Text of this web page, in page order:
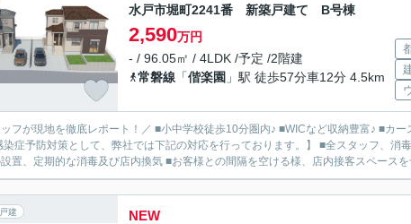
水戸市堀町2241番 新築戸建て B号棟
2,590万円
- / 96.05㎡ / 4LDK /予定 /2階建
常磐線 「偕楽園 」駅 徒歩57分車12分 4.5km
フが現地を徹底レポート！／ ■小中学校徒歩10分圏内♪ ■WICなど収納豊富♪ ■カ
染症予防対策として、弊社では下記の対応を行っております。】 ■全スタッフ、消
置、定期的な消毒及び店内換気 ■お客様との間隔を空ける様、店内接客スペース
建 NEW